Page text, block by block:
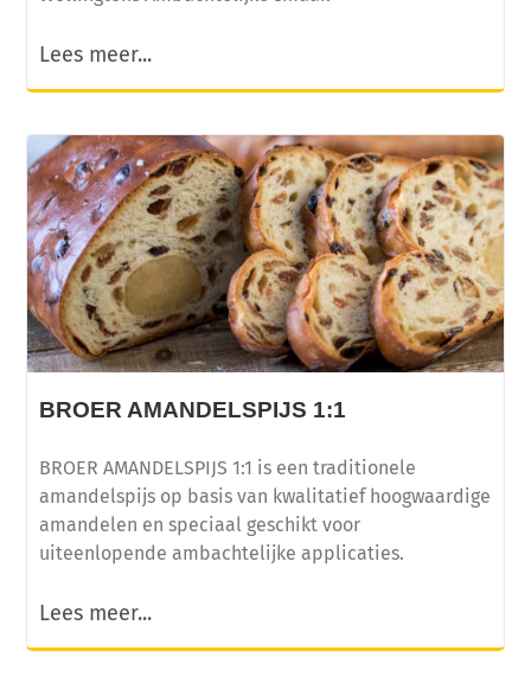
Lees meer...
BROER AMANDELSPIJS 1:1
BROER AMANDELSPIJS 1:1 is een traditionele
amandelspijs op basis van kwalitatief hoogwaardige
amandelen en speciaal geschikt voor
uiteenlopende ambachtelijke applicaties.
Lees meer...